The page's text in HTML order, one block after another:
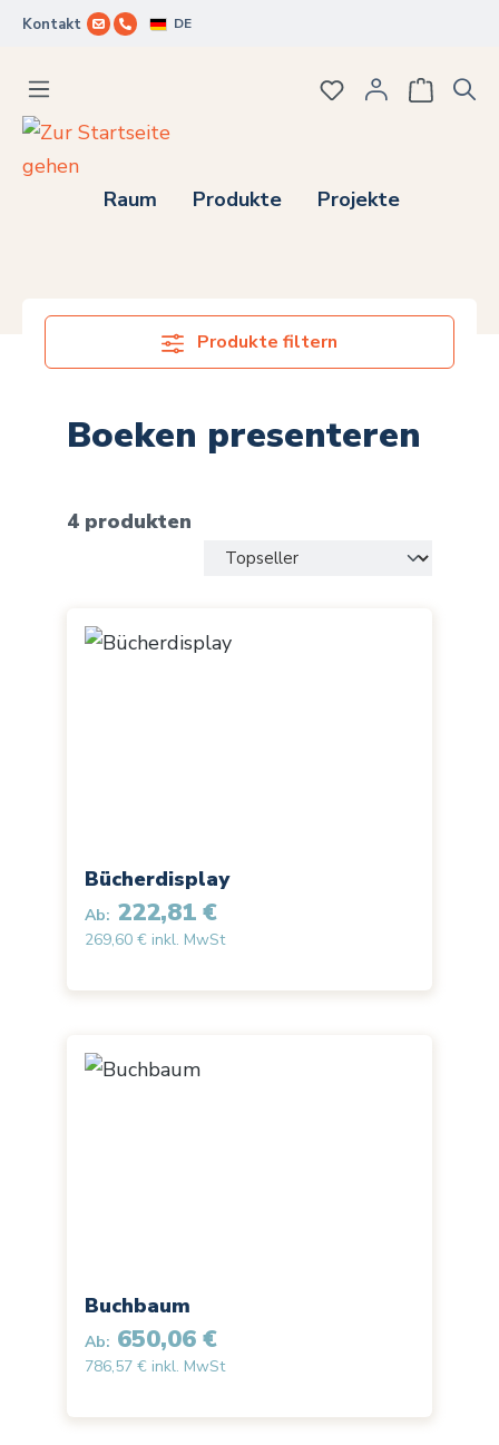
Zum Hauptinhalt springen
Kontakt DE
Raum Produkte Projekte
Du hast 0
Produkte filtern
Boeken presenteren
4 produkten
Bücherdisplay
Ab: 222,81 €
269,60 € inkl. MwSt
Buchbaum
Ab: 650,06 €
786,57 € inkl. MwSt